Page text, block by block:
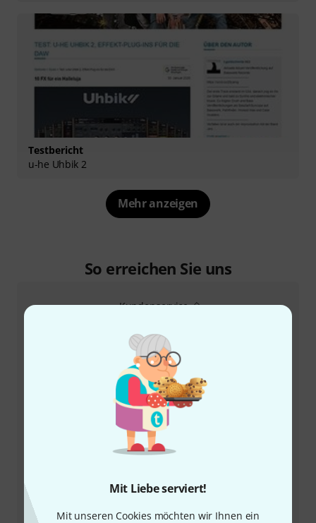
Mit Liebe serviert!
Mit unseren Cookies möchten wir Ihnen ein
Testbericht
u-he Uhbik 2
Mehr anzeigen
So erreichen Sie uns
Kundenservice
+49-9546-9223-66
Unser Thomann Team Kundenservice steht Ihnen bei
allen Fragen und Problemen nach dem Kauf zur Seite.